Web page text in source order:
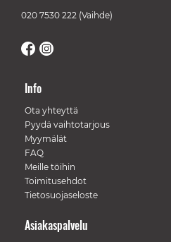
020 7530 222 (Vaihde)
Info
Ota yhteyttä
Pyydä vaihtotarjous
Myymälät
FAQ
Meille töihin
Toimitusehdot
Tietosuojaseloste
Asiakaspalvelu